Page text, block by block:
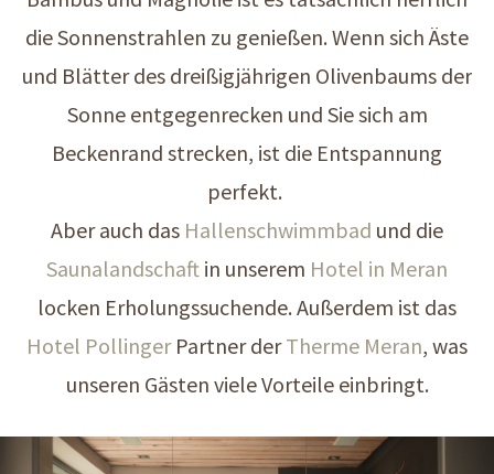
die Sonnenstrahlen zu genießen. Wenn sich Äste
und Blätter des dreißigjährigen Olivenbaums der
Sonne entgegenrecken und Sie sich am
Beckenrand strecken, ist die Entspannung
perfekt.
Aber auch das Hallenschwimmbad und die
Saunalandschaft in unserem Hotel in Meran
locken Erholungssuchende. Außerdem ist das
Hotel PollingerPartner derTherme Meran, was
unseren Gästen viele Vorteile einbringt.